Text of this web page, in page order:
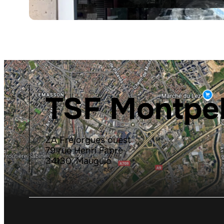
TSF
ZA Fréjorgues ouest
79 rue Henri Fabre
34130, Mauguio